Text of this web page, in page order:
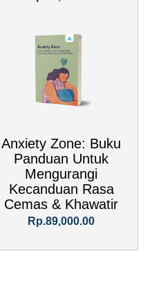
Anxiety Zone: Buku
Panduan Untuk
Mengurangi
Kecanduan Rasa
Cemas & Khawatir
Rp.89,000.00